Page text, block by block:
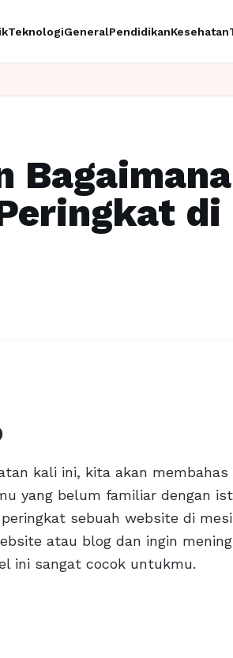
TeknologiGeneralPendidikanKesehatan
Bagaimana
di
kali ini, kita akan membahas
yang belum familiar dengan
sebuah website di
atau blog dan ingin
ini sangat cocok untukmu.